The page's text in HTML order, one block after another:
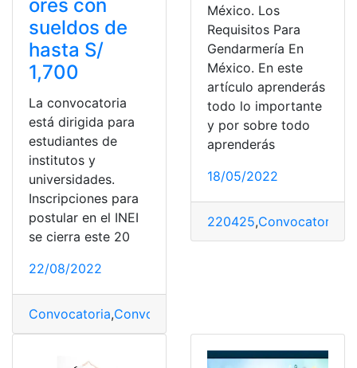
ores con
sueldos de
hasta S/
1,700
La convocatoria
está dirigida para
estudiantes de
institutos y
universidades.
Inscripciones para
postular en el INEI
se cierra este 20
22/08/2022
Convocatoria,Convocatorias
México. Los
Requisitos Para
Gendarmería En
México. En este
artículo aprenderás
todo lo importante
y por sobre todo
aprenderás
18/05/2022
220425,Convocatorias